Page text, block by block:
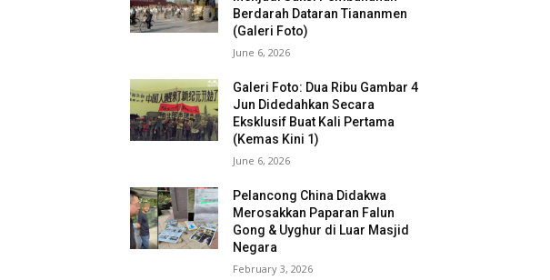
Berdarah Dataran Tiananmen
(Galeri Foto)
June 6, 2026
Galeri Foto: Dua Ribu Gambar 4
Jun Didedahkan Secara
Eksklusif Buat Kali Pertama
(Kemas Kini 1)
June 6, 2026
Pelancong China Didakwa
Merosakkan Paparan Falun
Gong & Uyghur di Luar Masjid
Negara
February 3, 2026